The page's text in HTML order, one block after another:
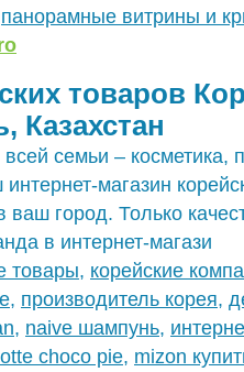
панорамные витрины и
товаров
Казахстан
семьи – косметика,
магазин
ваш город. Только
в интернет-магази
товары, корейские
, производитель корея,
, naive шампунь,
choco pie, mizon